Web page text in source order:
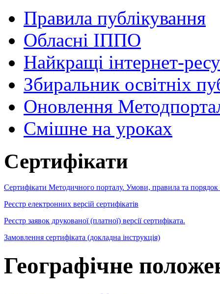
Правила публікування
Обласні ІППО
Найкращі інтернет-
Збиральник освітніх
Оновлення
Cмішне на уроках
Сертифікати
Сертифікати Методичного порталу. Умови, правила та порядок
Реєстр електронних версій сертифікатів
Реєстр заявок друкованої (платної) версії сертифіката.
Замовлення сертифіката (докладна інструкція)
Географічне